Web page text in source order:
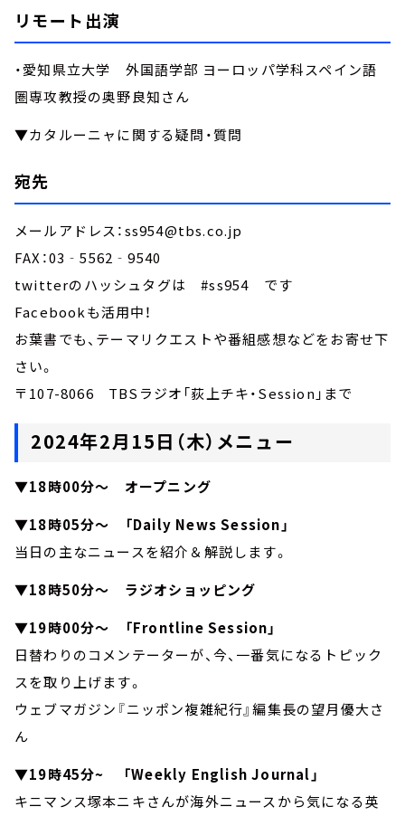
リモート出演
・愛知県立大学 外国語学部 ヨーロッパ学科スペイン語
圏専攻教授の奥野良知さん
▼カタルーニャに関する疑問・質問
宛先
メールアドレス：ss954@tbs.co.jp
FAX：03‐5562‐9540
twitterのハッシュタグは #ss954 です
Facebookも活用中！
お葉書でも、テーマリクエストや番組感想などをお寄せ下
さい。
〒107-8066 TBSラジオ「荻上チキ・Session」まで
2024年2月15日（木）メニュー
▼18時00分～ オープニング
▼18時05分～ 「Daily News Session」
当日の主なニュースを紹介＆解説します。
▼18時50分～ ラジオショッピング
▼19時00分～ 「Frontline Session」
日替わりのコメンテーターが、今、一番気になるトピック
スを取り上げます。
ウェブマガジン『ニッポン複雑紀行』編集長の望月優大さ
ん
▼19時45分~ 「Weekly English Journal」
キニマンス塚本ニキさんが海外ニュースから気になる英